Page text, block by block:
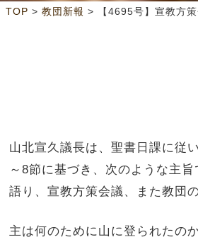
TOP > 教団新報 >
山北宣久議長は、聖書日課に従
～8節に基づき、次のような主
語り、宣教方策会議、また教団
主は何のために山に登られたの